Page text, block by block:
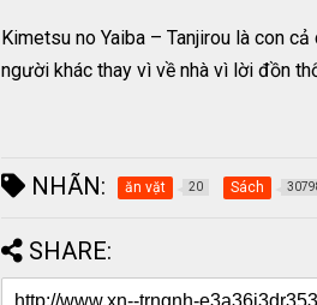
Kimetsu no Yaiba – Tanjirou là con
người khác thay vì về nhà vì lời đồn
NHÃN: ăn vặt 20 Sách
SHARE: